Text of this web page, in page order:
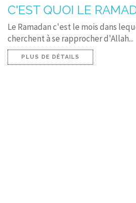
C'EST QUOI LE
Le Ramadan c'est le mois dans
cherchent à se rapprocher d'Allah...
PLUS DE DÉTAILS